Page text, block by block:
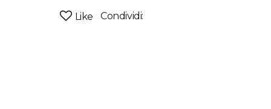
Like Condividi: